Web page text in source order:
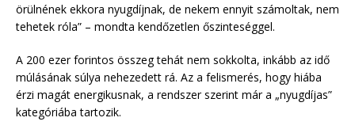
örülnének ekkora nyugdíjnak, de nekem ennyit számoltak, nem
tehetek róla” – mondta kendőzetlen őszinteséggel.
A 200 ezer forintos összeg tehát nem sokkolta, inkább az idő
múlásának súlya nehezedett rá. Az a felismerés, hogy hiába
érzi magát energikusnak, a rendszer szerint már a „nyugdíjas”
kategóriába tartozik.